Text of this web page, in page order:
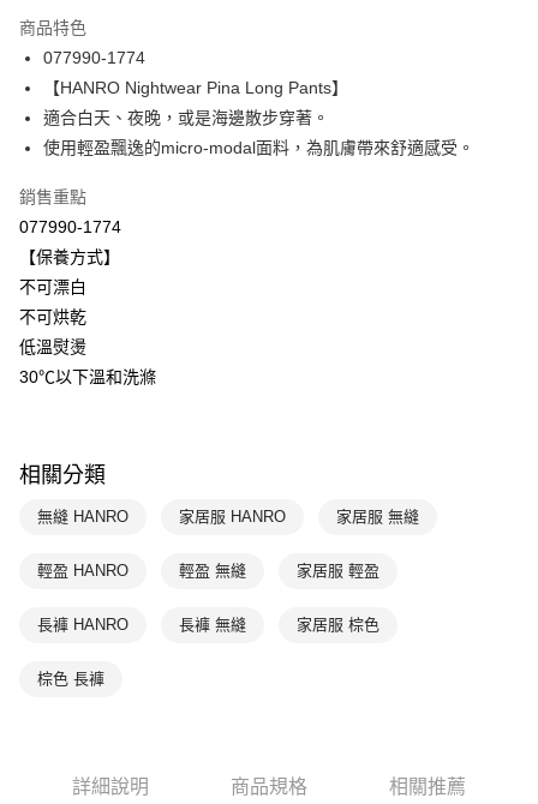
合作金庫商業銀行
華南商業銀行
上海商業儲蓄銀行
台北富邦商業銀行
國泰世華商業銀行
兆豐國際商業銀行
臺灣中小企業銀行
台中商業銀行
聯邦商業銀行
台新國際商業銀行
台灣樂天信用卡公司
Apple Pay
悠遊付
ATM付款
運送方式
付款後全家取貨$888免運-以PackAge+配客嘉循環箱包裝寄出
每筆NT$90，滿NT$888(含以上)免運費
付款後7-11取貨
每筆NT$90，滿NT$1,000(含以上)免運費
商品特色
077990-1774
【HANRO Nightwear Pina Long Pants】
適合白天、夜晚，或是海邊散步穿著。
使用輕盈飄逸的micro-modal面料，為肌膚帶來舒適感受。
銷售重點
077990-1774
【保養方式】
不可漂白
不可烘乾
低溫熨燙
30℃以下溫和洗滌
相關分類
無縫 HANRO 家居服 HANRO 家居服 無縫
輕盈 HANRO 輕盈 無縫 家居服 輕盈
長褲 HANRO 長褲 無縫 家居服 棕色
棕色 長褲
詳細說明 商品規格 相關推薦